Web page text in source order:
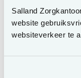
Salland
website
websiteverkeer te
Onderzoek
De landelijke
(kennisorganisatie